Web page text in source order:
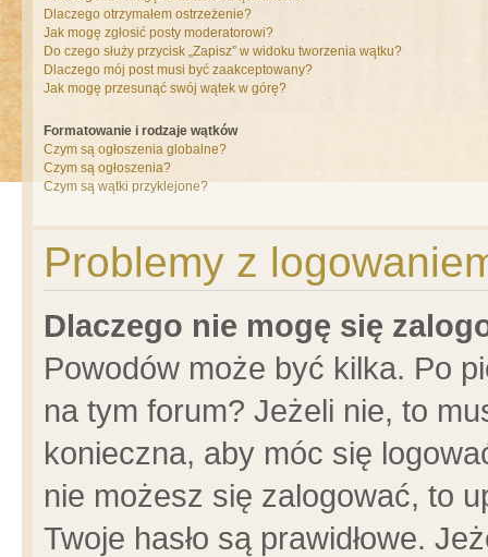
Dlaczego otrzymałem ostrzeżenie?
Jak mogę zgłosić posty moderatorowi?
Do czego służy przycisk „Zapisz” w widoku tworzenia wątku?
Dlaczego mój post musi być zaakceptowany?
Jak mogę przesunąć swój wątek w górę?
Formatowanie i rodzaje wątków
Czym są ogłoszenia globalne?
Czym są ogłoszenia?
Czym są wątki przyklejone?
Problemy z
Dlaczego nie mogę się
Powodów może być kilka. Po
na tym forum? Jeżeli nie, to
konieczna, aby móc się
nie możesz się zalogować, to
Twoje hasło są prawidłowe.